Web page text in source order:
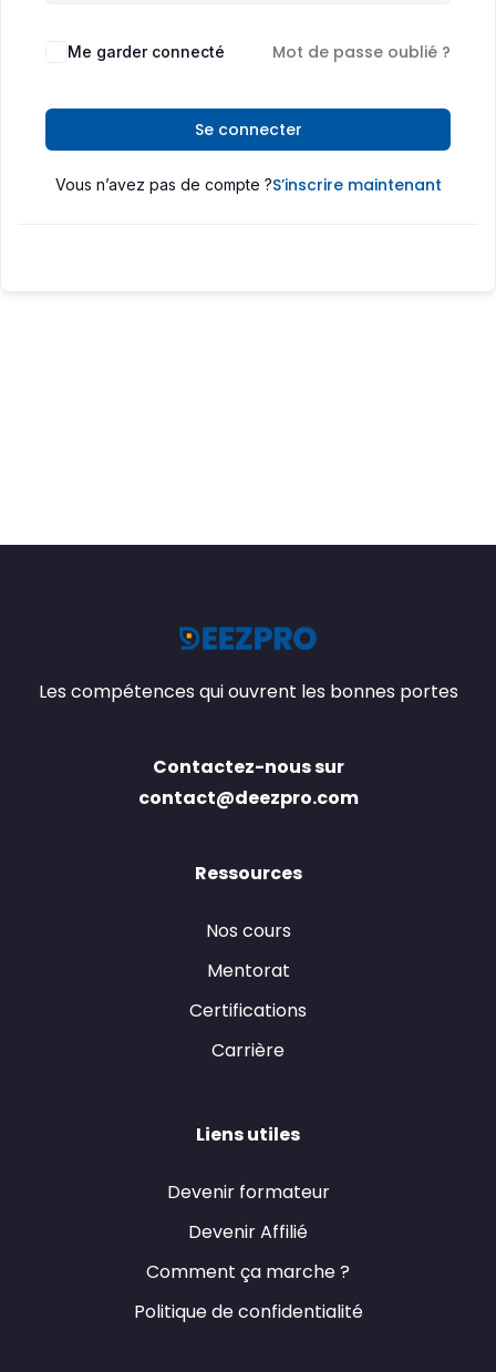
Me garder connecté Mot de passe oublié ?
Se connecter
Vous n’avez pas de compte ?S’inscrire maintenant
Les compétences qui ouvrent les bonnes portes
Contactez-nous sur
contact@deezpro.com
Ressources
Nos cours
Mentorat
Certifications
Carrière
Liens utiles
Devenir formateur
Devenir Affilié
Comment ça marche ?
Politique de confidentialité